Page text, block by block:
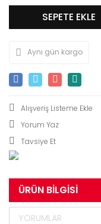
SEPETE EKLE
Aynı gün kargo
Yorum Yaz
Tavsiye Et
ÜRÜN BILGISI
YORUMLAR